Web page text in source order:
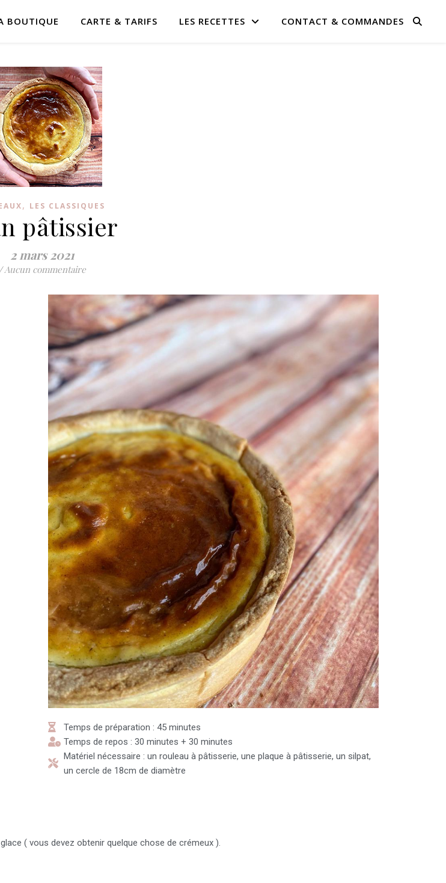
BOUTIQUE CARTE & TARIFS LES RECETTES CONTACT & COMMANDES
, LES CLASSIQUES
pâtissier
2 mars 2021
Aucun commentaire
Temps de préparation : 45 minutes
Temps de repos : 30 minutes + 30 minutes
Matériel nécessaire : un rouleau à pâtisserie, une plaque à pâtisserie, un silpat,
un cercle de 18cm de diamètre
( vous devez obtenir quelque chose de crémeux ).